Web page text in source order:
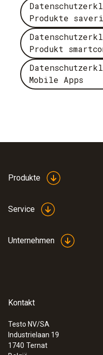
Produkte
Produkt
Mobile Apps
Produkte
Service
Unternehmen
Kontakt
Testo NV/SA
Industrielaan 19
1740 Ternat